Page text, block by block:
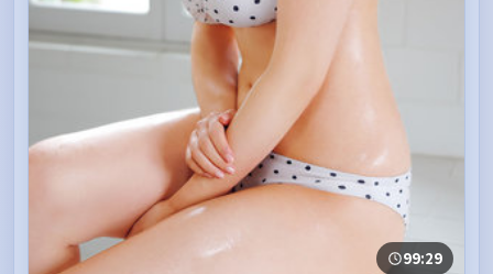
99:29